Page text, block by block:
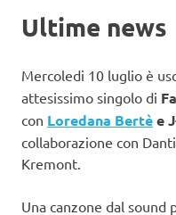
Ultime news
Mercoledi 10 luglio è
attesissimo singolo di
con Loredana Bertèe
collaborazione con
Kremont.
Una canzone dal sound